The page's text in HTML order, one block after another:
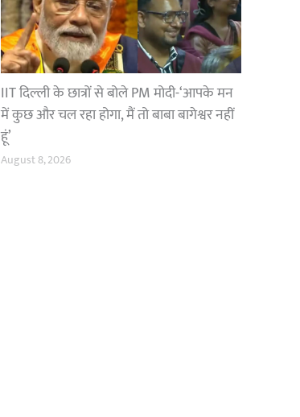
IIT दिल्ली के छात्रों से बोले PM मोदी-‘आपके मन
में कुछ और चल रहा होगा, मैं तो बाबा बागेश्वर नहीं
हूं’
August 8, 2026